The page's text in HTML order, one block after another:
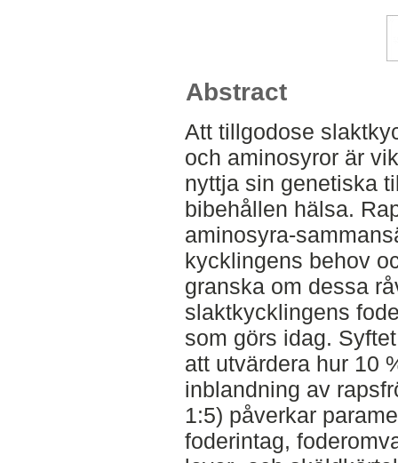
Abstract
Att tillgodose
och aminosyror är
nyttja sin genetiska
bibehållen hälsa.
aminosyra-
kycklingens behov
granska om dessa
slaktkycklingens
som görs idag.
att utvärdera hur 10
inblandning av
1:5) påverkar
foderintag,